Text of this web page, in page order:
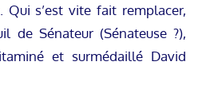
Qui s’est vite fait remplacer,
de Sénateur (Sénateuse ?),
et surmédaillé David